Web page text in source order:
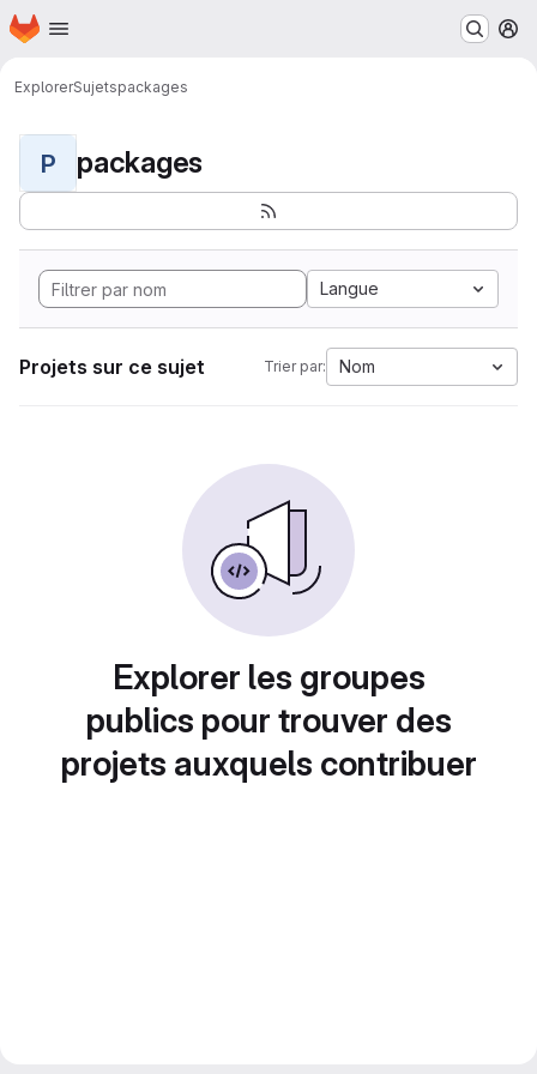
Passer au contenu principal
Page d'accueil
ExplorerSujetspackages
P packages
Langue
Projets sur ce sujet Trier par: Nom
Explorer les groupes
publics pour trouver des
projets auxquels contribuer